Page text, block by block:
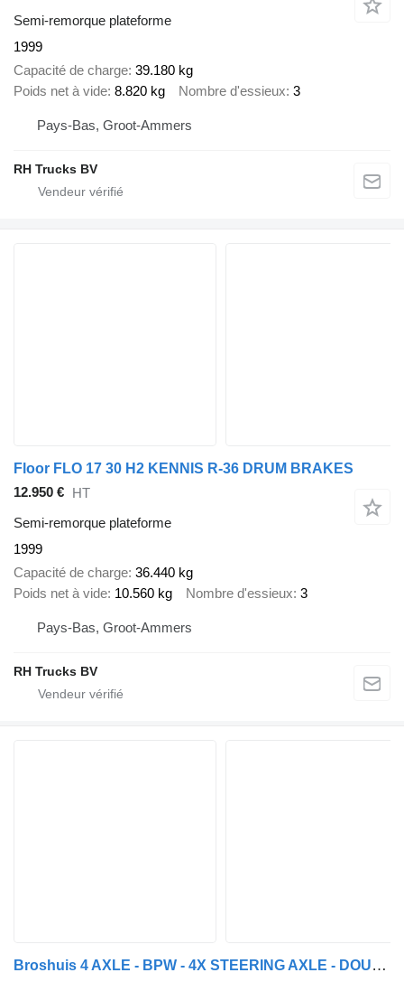
Semi-remorque plateforme
1999
Capacité de charge 39.180 kg
Poids net à vide 8.820 kg Nombre d'essieux 3
Pays-Bas, Groot-Ammers
RH Trucks BV
Floor FLO 17 30 H2 KENNIS R-36 DRUM BRAKES
12.950 €
HT
Semi-remorque plateforme
1999
Capacité de charge 36.440 kg
Poids net à vide 10.560 kg Nombre d'essieux 3
Pays-Bas, Groot-Ammers
RH Trucks BV
Broshuis 4 AXLE - BPW - 4X STEERING AXLE - DOUBLE EXTENDABLE